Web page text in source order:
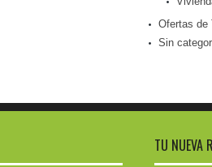
Ofertas de
Sin
TU NUEVA